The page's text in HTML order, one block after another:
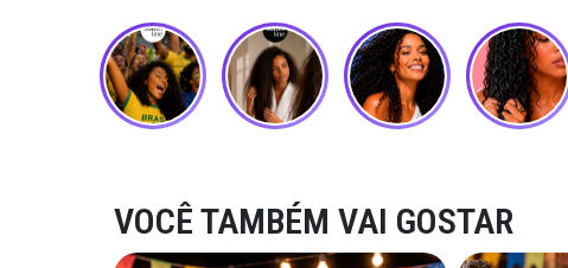
VOCÊ TAMBÉM VAI GOSTAR